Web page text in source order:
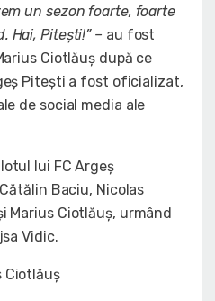
un sezon foarte, foarte
Hai, Pitești!” – au fost
Ciotlăuș după ce
Pitești a fost oficializat,
de social media ale
lui FC Argeș
Baciu, Nicolas
Marius Ciotlăuș, urmând
Vidic.
Ciotlăuș